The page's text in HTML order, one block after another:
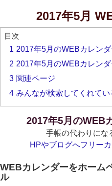
2017年5月
目次
1 2017年5月のWEBカレン
2 2017年5月のWEBカレン
3 関連ページ
4 みんなが検索してくれてい
2017年5月のWEB
手帳の代わりにな
HPやブログへフリー
WEBカレンダーをホーム
ル